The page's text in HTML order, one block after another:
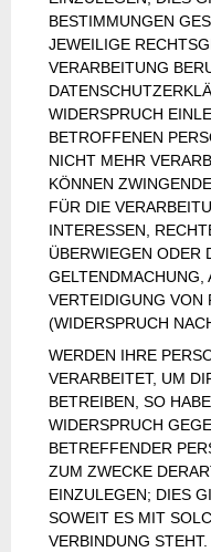
BESTIMMUNGEN
JEWEILIGE
VERARBEITUNG
WIDERSPRUCH
BETROFFENEN
NICHT MEHR
KÖNNEN
FÜR DIE
INTERESSEN,
ÜBERWIEGEN ODER
GELTENDMACHUNG,
VERTEIDIGUNG VON
(WIDERSPRUCH
WERDEN IHRE
VERARBEITET, UM
BETREIBEN, SO
WIDERSPRUCH
BETREFFENDER
ZUM ZWECKE
EINZULEGEN; DIES
SOWEIT ES MIT
VERBINDUNG